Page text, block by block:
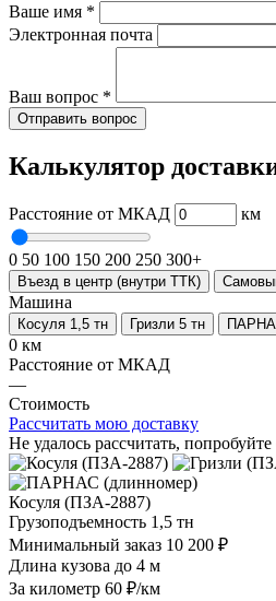
Ваше имя *
Электронная почта
Ваш вопрос *
Отправить вопрос
Калькулятор
Расстояние от МКАД км
0 50 100 150 200 250 300+
Въезд в центр (внутри ТТК)
Машина
Косуля 1,5 тн Гризли 5 тн
0 км
Расстояние от МКАД
—
Стоимость
Рассчитать мою доставку
Не удалось рассчитать,
Косуля (ПЗА-2887)
Грузоподъемность 1,5 тн
Минимальный заказ 10 200 ₽
Длина кузова до 4 м
За километр 60 ₽/км